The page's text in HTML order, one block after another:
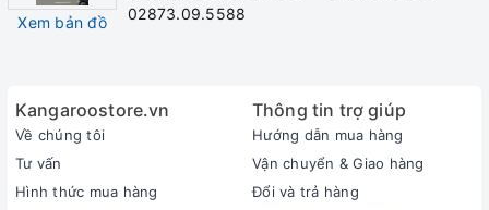
Xem bản đồ
02873.09.5588
Kangaroostore.vn
Về chúng tôi
Tư vấn
Hình thức mua hàng
Thông tin trợ giúp
Hướng dẫn mua hàng
Vận chuyển & Giao hàng
Đổi và trả hàng